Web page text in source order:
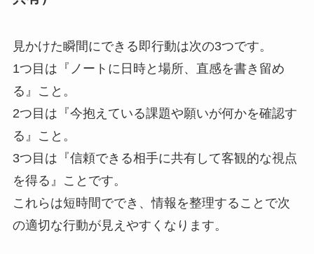
見かけた瞬間にできる即行動は次の3つです。
1つ目は『ノートに日時と場所、直感を書き留め
る』こと。
2つ目は『今抱えている課題や願いが何かを確認す
る』こと。
3つ目は『信頼できる相手に共有して客観的な視点
を得る』ことです。
これらは短時間ででき、情報を整理することで次
の適切な行動が見えやすくなります。